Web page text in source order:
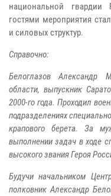
национальной гвардии
гостями мероприятия
и силовых структур.
Справочно:
Белоглазов Александр
области, выпускник
2000-го года. Проходил
подразделениях
крапового берета. За
выполнении задач в ходе
высокого звания Героя
Будучи начальником
полковник Александр